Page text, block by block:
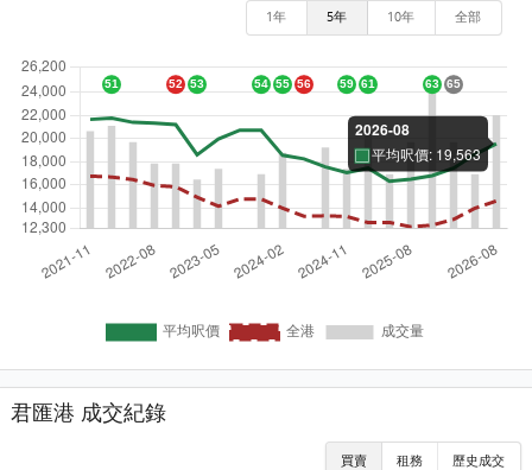
1年 5年 10年 全部
君匯港 成交紀錄
買賣 租務 歷史成交